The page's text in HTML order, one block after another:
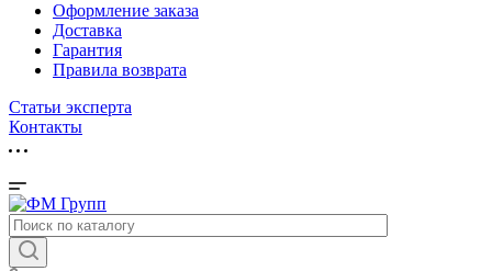
Оформление заказа
Доставка
Гарантия
Правила возврата
Статьи эксперта
Контакты